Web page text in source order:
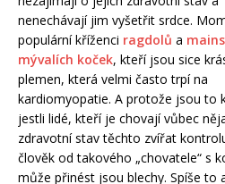
nenechávají jim vyšetřit srdce.
populární kříženci ragdolů a
mývalích koček, kteří jsou sice
plemen, která velmi často trpí na
kardiomyopatie. A protože jsou to
jestli lidé, kteří je chovají vůbec
zdravotní stav těchto zvířat
člověk od takového „chovatele“ s
může přinést jsou blechy. Spíše to